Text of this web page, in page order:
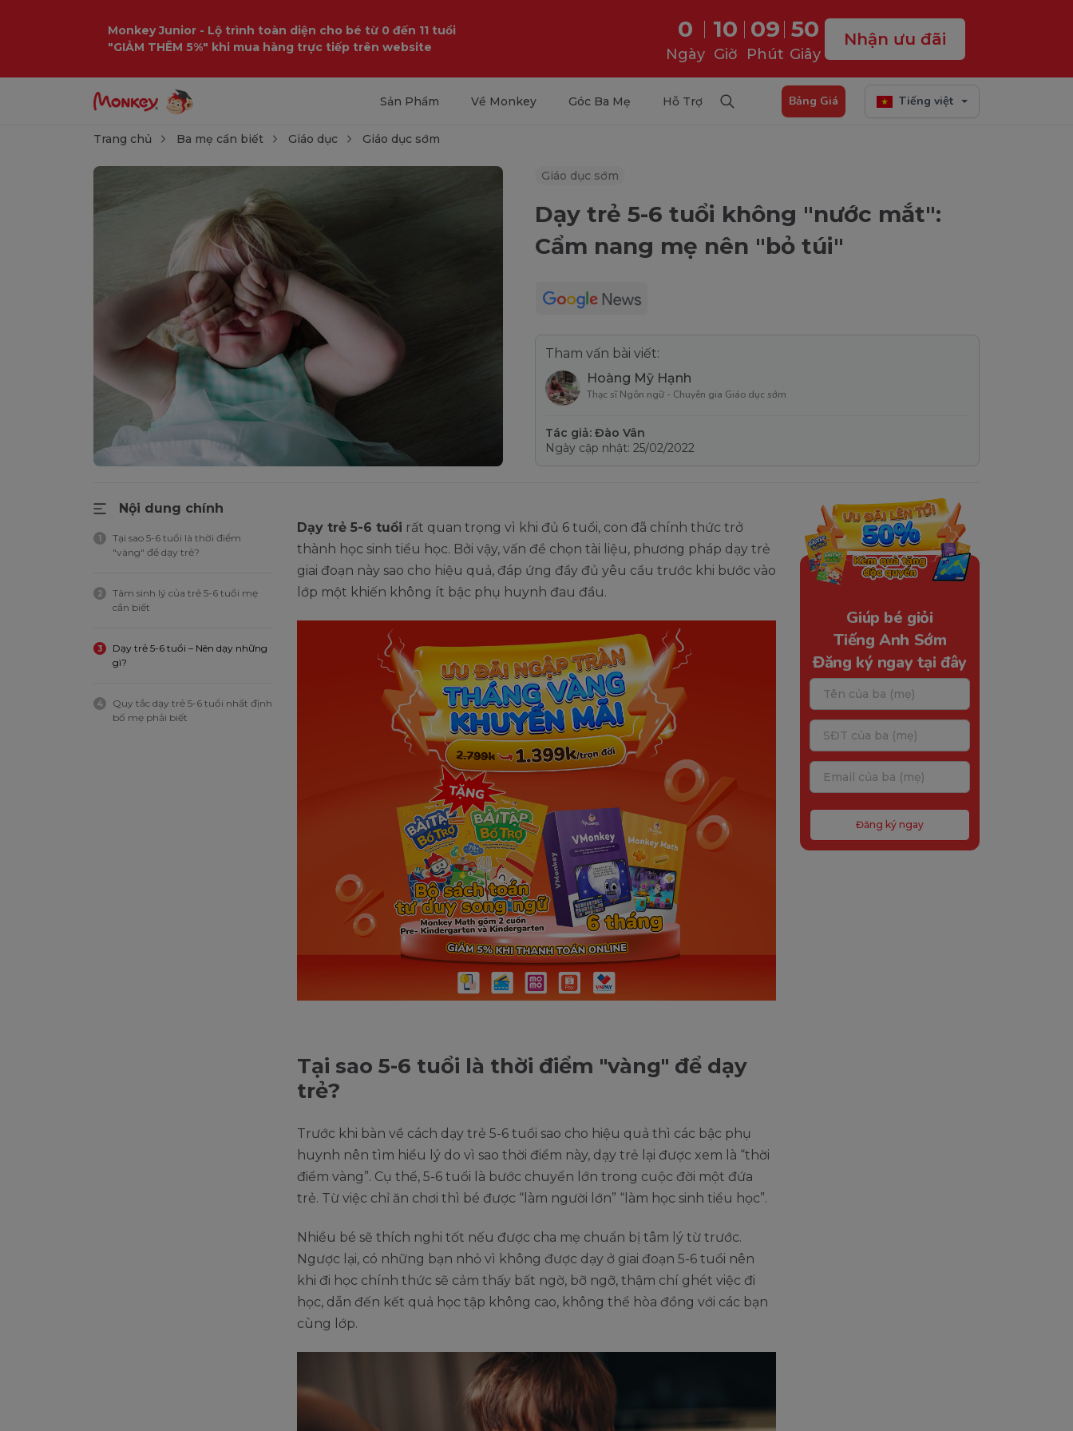
Monkey Junior - Lộ trình toàn diện cho bé từ 0 đến 11 tuổi
"GIẢM THÊM 5%" khi mua hàng trực tiếp trên website
0
Ngày
10
Giờ
09
Phút
48
Giây
Nhận ưu đãi
Sản Phẩm Về Monkey Góc Ba Mẹ Hỗ Trợ Bảng Giá Tiếng việt
Trang chủ Ba mẹ cần biết Giáo dục Giáo dục sớm
Giáo dục sớm
Dạy trẻ 5-6 tuổi không "nước mắt":
Cẩm nang mẹ nên "bỏ túi"
Tham vấn bài viết:
Hoàng Mỹ Hạnh
Thạc sĩ Ngôn ngữ - Chuyên gia Giáo dục sớm
Tác giả: Đào Vân
Ngày cập nhật: 25/02/2022
Nội dung chính
1
Tại sao 5-6 tuổi là thời điểm
"vàng" để dạy trẻ?
2
Tâm sinh lý của trẻ 5-6 tuổi mẹ
cần biết
3
Dạy trẻ 5-6 tuổi – Nên dạy những
gì?
4
Quy tắc dạy trẻ 5-6 tuổi nhất định
bố mẹ phải biết
Dạy trẻ 5-6 tuổi rất quan trọng vì khi đủ 6 tuổi, con đã chính thức trở
thành học sinh tiểu học. Bởi vậy, vấn đề chọn tài liệu, phương pháp dạy trẻ
giai đoạn này sao cho hiệu quả, đáp ứng đầy đủ yêu cầu trước khi bước vào
lớp một khiến không ít bậc phụ huynh đau đầu.
Tại sao 5-6 tuổi là thời điểm "vàng" để dạy
trẻ?
Trước khi bàn về cách dạy trẻ 5-6 tuổi sao cho hiệu quả thì các bậc phụ
huynh nên tìm hiểu lý do vì sao thời điểm này, dạy trẻ lại được xem là “thời
điểm vàng”. Cụ thể, 5-6 tuổi là bước chuyển lớn trong cuộc đời một đứa
trẻ. Từ việc chỉ ăn chơi thì bé được “làm người lớn” “làm học sinh tiểu học”.
Nhiều bé sẽ thích nghi tốt nếu được cha mẹ chuẩn bị tâm lý từ trước.
Ngược lại, có những bạn nhỏ vì không được dạy ở giai đoạn 5-6 tuổi nên
khi đi học chính thức sẽ cảm thấy bất ngờ, bỡ ngỡ, thậm chí ghét việc đi
học, dẫn đến kết quả học tập không cao, không thể hòa đồng với các bạn
cùng lớp.
Giúp bé giỏi
Tiếng Anh Sớm
Đăng ký ngay tại đây
Đăng ký ngay